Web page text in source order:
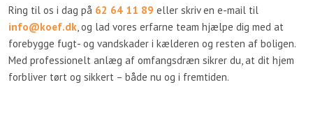
Ring til os i dag på 62 64 11 89 eller skriv en e-mail til
info@koef.dk, og lad vores erfarne team hjælpe dig med at
forebygge fugt- og vandskader i kælderen og resten af boligen.
Med professionelt anlæg af omfangsdræn sikrer du, at dit hjem
forbliver tørt og sikkert – både nu og i fremtiden.